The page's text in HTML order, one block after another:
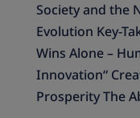
Society and the
Evolution Key-
Wins Alone –
Innovation“
Prosperity The